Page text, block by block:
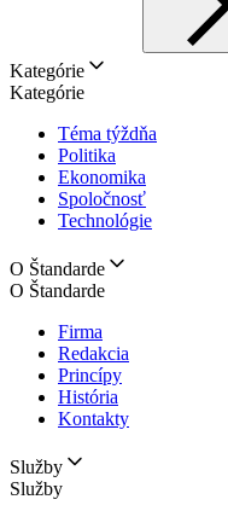
Kategórie
Kategórie
Téma týždňa
Politika
Ekonomika
Spoločnosť
Technológie
O Štandarde
O Štandarde
Firma
Redakcia
Princípy
História
Kontakty
Služby
Služby